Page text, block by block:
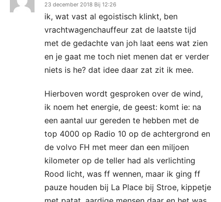
23 december 2018 Bij 12:26
ik, wat vast al egoistisch klinkt, ben
vrachtwagenchauffeur zat de laatste tijd
met de gedachte van joh laat eens wat zien
en je gaat me toch niet menen dat er verder
niets is he? dat idee daar zat zit ik mee.
Hierboven wordt gesproken over de wind,
ik noem het energie, de geest: komt ie: na
een aantal uur gereden te hebben met de
top 4000 op Radio 10 op de achtergrond en
de volvo FH met meer dan een miljoen
kilometer op de teller had als verlichting
Rood licht, was ff wennen, maar ik ging ff
pauze houden bij La Place bij Stroe, kippetje